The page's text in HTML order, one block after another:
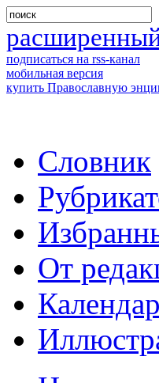
подписаться на rss-канал
мобильная версия
купить Православную
Словник
От